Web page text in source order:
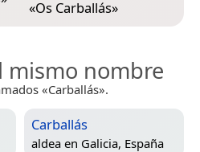
«Os Carballás»
mismo nombre
«Carballás».
Carballás
aldea en Galicia, España